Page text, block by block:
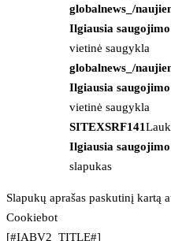
globalnews_/
Ilgiausia
vietinė saugykla
globalnews_/
Ilgiausia
vietinė saugykla
SITEXSRF141
Ilgiausia
slapukas
Slapukų aprašas paskutinį kartą
Cookiebot
[#IABV2_TITLE#]